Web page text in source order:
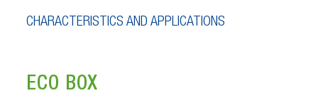
CHARACTERISTICS AND APPLICATIONS
ECO BOX